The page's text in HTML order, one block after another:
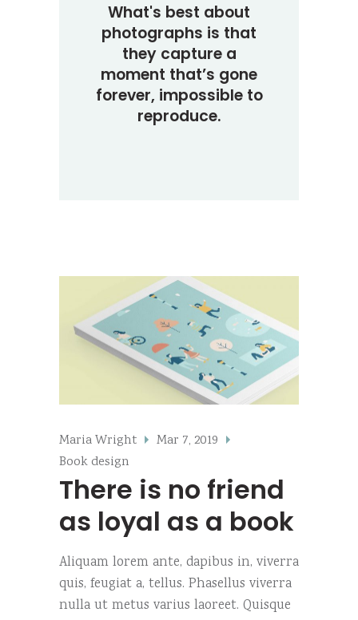
What's best about
photographs is that
they capture a
moment that’s gone
forever, impossible to
reproduce.
Maria Wright
Mar 7, 2019
Book design
There is no friend
as loyal as a book
Aliquam lorem ante, dapibus in, viverra
quis, feugiat a, tellus. Phasellus viverra
nulla ut metus varius laoreet. Quisque